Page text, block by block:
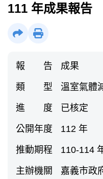
111 年成果報告
報 告 成果
類 型 溫室氣體
進 度 已核定
公開年度 112 年
推動期程 110-114
主辦機關 嘉義市政